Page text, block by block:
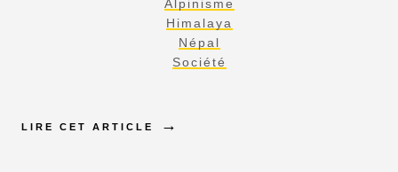
Alpinisme
Himalaya
Népal
Société
LIRE CET ARTICLE